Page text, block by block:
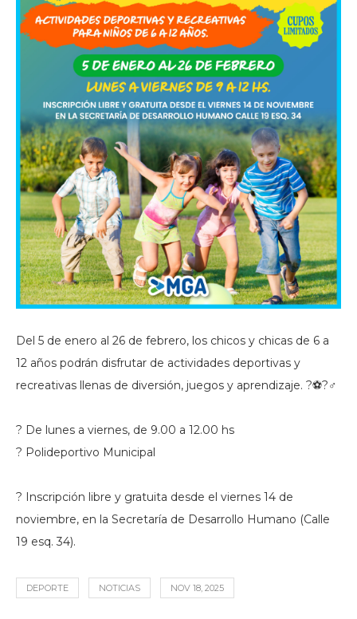
Del 5 de enero al 26 de febrero, los chicos y chicas de 6 a
12 años podrán disfrutar de actividades deportivas y
recreativas llenas de diversión, juegos y aprendizaje. ?⚽?‍♂️
? De lunes a viernes, de 9.00 a 12.00 hs
? Polideportivo Municipal
? Inscripción libre y gratuita desde el viernes 14 de
noviembre, en la Secretaría de Desarrollo Humano (Calle
19 esq. 34).
DEPORTE NOTICIAS NOV 18, 2025